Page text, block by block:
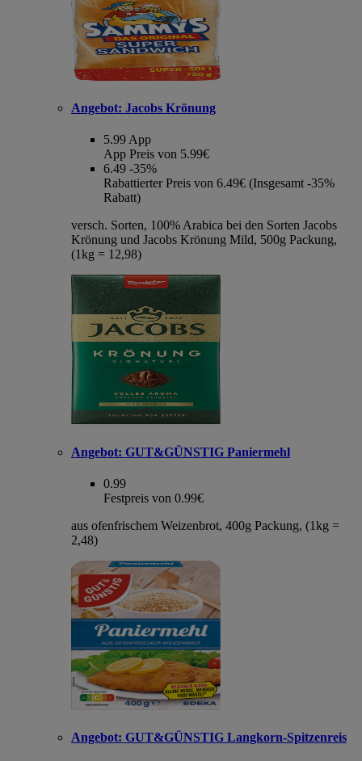
Angebot: Jacobs Krönung
5.99App
App Preis von 5.99€
6.49 -35%
Rabattierter Preis von 6.49€ (Insgesamt -35%
Rabatt)
versch. Sorten, 100% Arabica bei den Sorten Jacobs
Krönung und Jacobs Krönung Mild, 500g Packung,
(1kg = 12,98)
Angebot: GUT&GÜNSTIG Paniermehl
0.99
Festpreis von 0.99€
aus ofenfrischem Weizenbrot, 400g Packung, (1kg =
2,48)
Angebot: GUT&GÜNSTIG Langkorn-Spitzenreis